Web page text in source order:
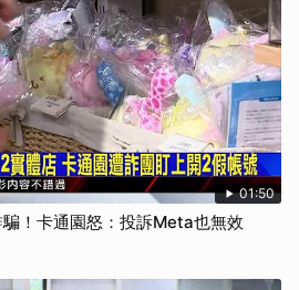
01:50
！卡通園怒：投訴Meta也無效